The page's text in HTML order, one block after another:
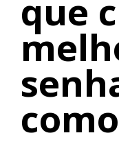
que
como